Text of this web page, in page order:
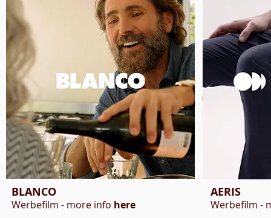
BLANCO
Werbefilm - more info here
AERIS
Werbefilm -